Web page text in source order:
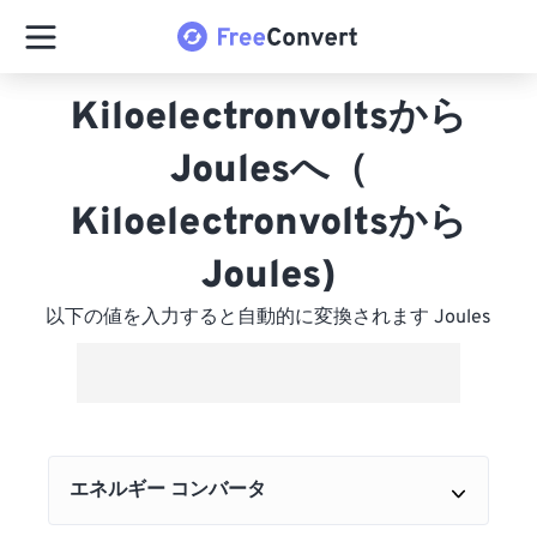
Kiloelectronvoltsから
Joulesへ（
Kiloelectronvoltsから
Joules)
以下の値を入力すると自動的に変換されます Joules